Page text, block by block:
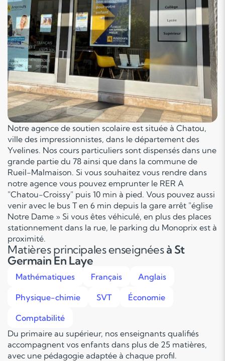
Notre agence de soutien scolaire est située à Chatou,
ville des impressionnistes, dans le département des
Yvelines. Nos cours particuliers sont dispensés dans une
grande partie du 78 ainsi que dans la commune de
Rueil-Malmaison. Si vous souhaitez vous rendre dans
notre agence vous pouvez emprunter le RER A
"Chatou-Croissy" puis 10 min à pied. Vous pouvez aussi
venir avec le bus T en 6 min depuis la gare arrêt "église
Notre Dame » Si vous êtes véhiculé, en plus des places
stationnement dans la rue, le parking du Monoprix est à
proximité.
Matières principales enseignéesà St
Germain En Laye
Mathématiques Français Anglais
Physique-chimie SVT Économie
Comptabilité
Du primaire au supérieur, nos enseignants qualifiés
accompagnent vos enfants dans plus de 25 matières,
avec une pédagogie adaptée à chaque profil.